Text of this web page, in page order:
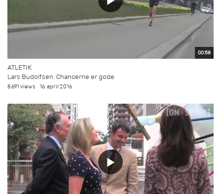
00:58
ATLETIK
Lars Budolfsen: Chancerne er gode
8.691 views 16. april 2016